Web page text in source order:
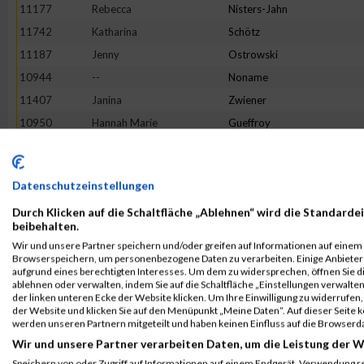
11177 Rebecca
Nisters-Jahn
11742
Katharina
Schötz
11187
Jenny
Ostrowski
10944
--
Noname
11407
Janina
Zwiener
10950
Hannah Marie
Gueffroy
11799
11374
Ulli Katharina
11583
Latifa
Fatai
11447
Katharina
Haase
11271
Christine
Schmitt
10998
Annika
Hügle
11132
Jessica
Menze-Möckel
11521
Julia Bosse
Datenschutzeinstellungen
Durch Klicken auf die Schaltfläche „Ablehnen“ wird die
beibehalten.
Wir und unsere Partner speichern und/oder greifen auf Informationen auf
Browserspeichern, um personenbezogene Daten zu verarbeiten. Einige
aufgrund eines berechtigten Interesses. Um dem zu widersprechen, öffnen Sie
ablehnen oder verwalten, indem Sie auf die Schaltfläche „Einstellungen
der linken unteren Ecke der Website klicken. Um Ihre Einwilligung zu
der Website und klicken Sie auf den Menüpunkt „Meine Daten“. Auf dieser
werden unseren Partnern mitgeteilt und haben keinen Einfluss auf die
Wir und unsere Partner verarbeiten Daten, um die Leistung der